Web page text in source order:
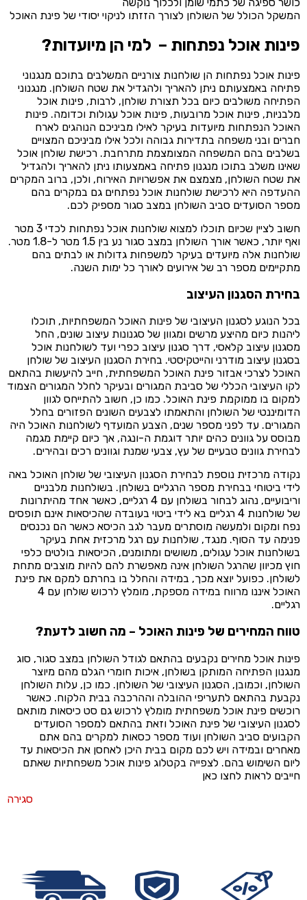
המשקל הכולל של השולחן לצורך הזזתו לניקוי יסודי של פינת האוכל
פינות אוכל נפתחות – למי הן מיועדות?
פינות אוכל נפתחות הן שולחנות צורניים המשלבים בתוכם מנגנוני
פתיחה באמצעותם ניתן להאריך ולהגדיל את שטח השולחן. מנגנוני
הפתיחה משולבים כיום בכל תצורת שולחן, לרבות, פינות אוכל
מלבניות, פינות אוכל מרובעות, פינות אוכל עגולות וכדומה. פינות
האוכל הנפתחות מיועדות בעיקר לאילו מביניכם הנוהגים לארח
חברים ובני משפחה בתדירות גבוהה ולכל אילו מביניכם המצויים
בשלבים בהם המשפחה המצומצמת מתרחבת. רכישת שולחן אוכל
שאינו משלב בתוכו מנגנון פתיחה באמצעותו ניתן להאריך ולהגדיל
את שטח השולחן, מצמצם את אפשרויות האירוח, ולכן, ברוב המקרים
ההעדפה היא לרכישת שולחנות אוכל נפתחים גם במקרים בהם
מספר הסועדים סביב השולחן במצב סגור מספיק לכם.
חשוב לציין שכיום תוכלו למצוא שולחנות אוכל נפתחות לכדי 3 מטר
ואף יותר, כאשר אורך השולחן במצב סגור נע בין 1.5 מטר ל-1.8 מטר.
שולחנות אלה מיועדים בעיקר למשפחות גדולות או לבתים בהם
מתקיימים מספר רב של אירועים לאורך כל ימות השנה.
בחירת הסגנון העיצוב
בכל הנוגע לסגנון העיצובי של פינות האוכל המשפחתיות, תוכלו
ליהנות כיום מהיצע מרשים ומגוון של סגנונות עיצוב שונים, החל
מסגנון עיצוב קלאסי, דרך סגנון עיצוב כפרי ועד לשולחנות אוכל
בסגנון עיצוב מודרני והייטקיסטי. בחירת הסגנון העיצוב של שולחן
האוכל לצרכי אבזור פינת האוכל המשפחתית, חייב להיעשות בהתאם
לקו העיצובי הכללי של סביבת המגורים ובעיקר לחלל המגורים הצמוד
למקום בו ממוקמת פינת האוכל. כמו כן, חשוב להתייחס לגוון
הדומיננטי של השולחן והתאמתו לצבעים השונים הפזורים בחלל
המגורים. עד לפני מספר שנים, הצבע המועדף לשולחנות האוכל היה
מבוסס על גוונים כהים יותר דוגמת ה-ונגה, אך כיום קיימת מגמה
לבחירת גוונים טבעיים של עץ, צבעי שמנת וגוונים רכים ובהירים.
נקודה מרכזית נוספת לבחירת הסגנון העיצובי של שולחן האוכל באה
לידי ביטוחי בבחירת מספר הרגליים בשולחן. בשולחנות מלבניים
וריבועיים, נהוג לבחור בשולחן עם 4 רגליים, כאשר אחד מהיתרונות
של שולחנות 4 רגליים בא לידי ביטוי בעובדה שהכיסאות אינם תופסים
נפח ומקום ולמעשה מוסתרים מעבר לגב הכיסא כאשר הם נכנסים
פנימה עד הסוף. מנגד, שולחנות עם רגל מרכזית אחת בעיקר
בשולחנות אוכל עגולים, משושים ומתומנים, הכיסאות בולטים כלפי
חוץ מכיוון שהרגל השולחן אינה מאפשרת להם להיות מוצבים מתחת
לשולחן. כפועל יוצא מכך, במידה והחלל בו בחרתם למקם את פינת
האוכל איננו מרווח במידה מספקת, מומלץ לרכוש שולחן עם 4
רגליים.
טווח המחירים של פינות האוכל – מה חשוב לדעת?
פינות אוכל מחירים נקבעים בהתאם לגודל השולחן במצב סגור, סוג
מנגנון הפתיחה המותקן בשולחן, איכות חומרי הגלם מהם מיוצר
השולחן, וכמובן, הסגנון העיצובי של השולחן. כמו כן, עלות השולחן
נקבעת בהתאם לתעריפי ההובלה וההרכבה בבית הלקוח. כאשר
רוכשים פינת אוכל משפחתית מומלץ לרכוש גם סט כיסאות מותאם
לסגנון העיצובי של פינת האוכל וזאת בהתאם למספר הסועדים
הקבועים סביב השולחן ועוד מספר כסאות למקרים בהם אתם
מאחרים ובמידה ויש לכם מקום בבית היכן לאחסן את הכיסאות עד
ליום השימוש בהם. לצפייה בקטלוג פינות אוכל משפחתיות שאתם
חייבים לראות לחצו כאן
סגירה